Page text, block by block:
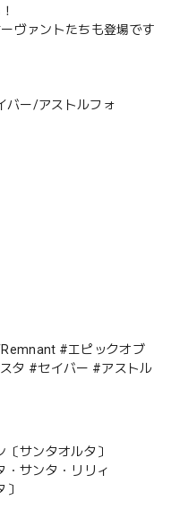
ヴァントたちも登場です
バー/アストルフォ
#エピックオブ
タ #セイバー #アストル
サンタオルタ〕
・サンタ・リリィ